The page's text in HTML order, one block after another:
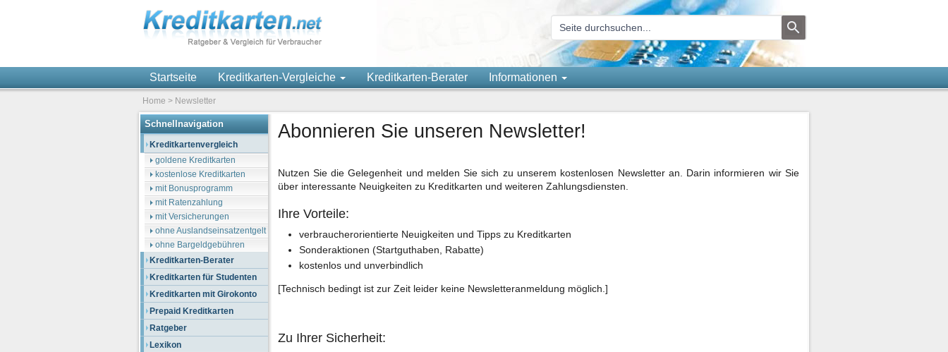
Startseite Kreditkarten-Vergleiche Kreditkarten-Berater Informationen
Home > Newsletter
Abonnieren Sie unseren Newsletter!
Nutzen Sie die Gelegenheit und melden Sie sich zu unserem kostenlosen Newsletter an. Darin informieren wir Sie
über interessante Neuigkeiten zu Kreditkarten und weiteren Zahlungsdiensten.
Ihre Vorteile:
verbraucherorientierte Neuigkeiten und Tipps zu Kreditkarten
Sonderaktionen (Startguthaben, Rabatte)
kostenlos und unverbindlich
[Technisch bedingt ist zur Zeit leider keine Newsletteranmeldung möglich.]
Zu Ihrer Sicherheit:
Schnellnavigation
Kreditkartenvergleich
goldene Kreditkarten
kostenlose Kreditkarten
mit Bonusprogramm
mit Ratenzahlung
mit Versicherungen
ohne Auslandseinsatzentgelt
ohne Bargeldgebühren
Kreditkarten-Berater
Kreditkarten für Studenten
Kreditkarten mit Girokonto
Prepaid Kreditkarten
Ratgeber
Lexikon